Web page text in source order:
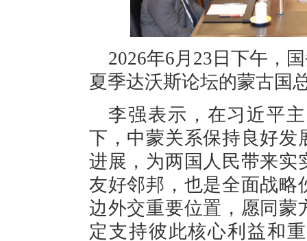
2026年6月23日下午，
夏季达沃斯论坛的蒙古国
李强表示，在习近平
下，中蒙关系保持良好发
进展，为两国人民带来实
友好邻邦，也是全面战略
边外交重要位置，愿同蒙
定支持彼此核心利益和